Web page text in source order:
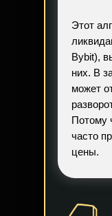
Этот
Bybit),
них. В
может
Потому
часто
цены.